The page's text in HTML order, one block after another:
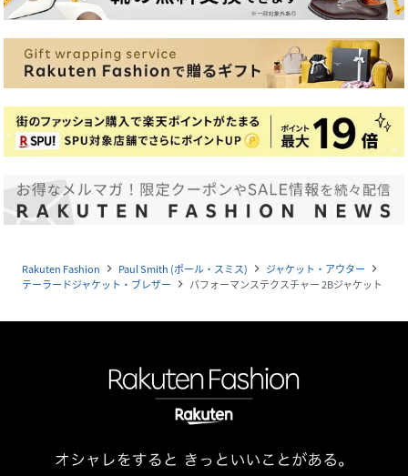
Rakuten Fashion navigate_next Paul Smith (ポール・スミス) navigate_next ジャケット・アウター navigate_next
テーラードジャケット・ブレザー navigate_next パフォーマンステクスチャー 2Bジャケット